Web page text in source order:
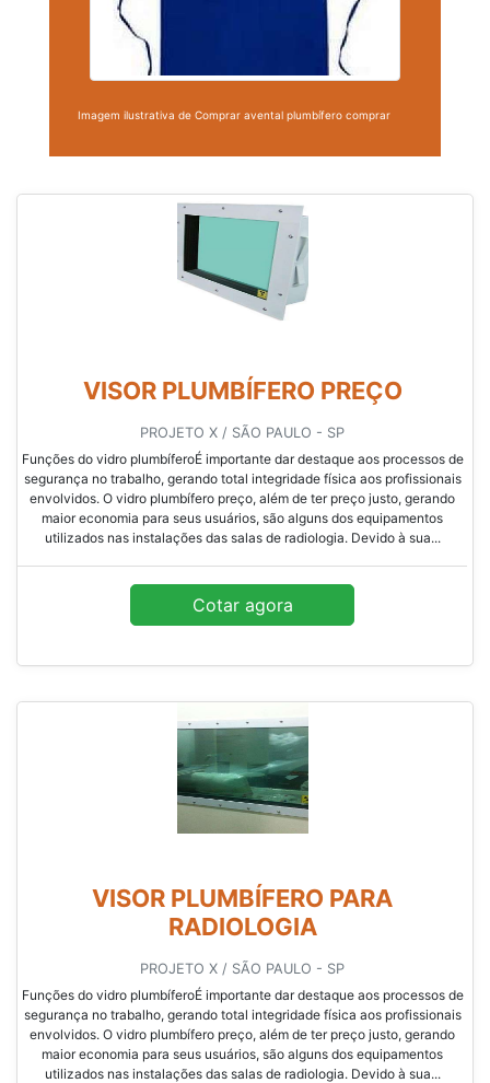
Imagem ilustrativa de Comprar avental plumbífero comprar
VISOR PLUMBÍFERO PREÇO
PROJETO X / SÃO PAULO - SP
Funções do vidro plumbíferoÉ importante dar destaque aos processos de
segurança no trabalho, gerando total integridade física aos profissionais
envolvidos. O vidro plumbífero preço, além de ter preço justo, gerando
maior economia para seus usuários, são alguns dos equipamentos
utilizados nas instalações das salas de radiologia. Devido à sua...
Cotar agora
VISOR PLUMBÍFERO PARA
RADIOLOGIA
PROJETO X / SÃO PAULO - SP
Funções do vidro plumbíferoÉ importante dar destaque aos processos de
segurança no trabalho, gerando total integridade física aos profissionais
envolvidos. O vidro plumbífero preço, além de ter preço justo, gerando
maior economia para seus usuários, são alguns dos equipamentos
utilizados nas instalações das salas de radiologia. Devido à sua...